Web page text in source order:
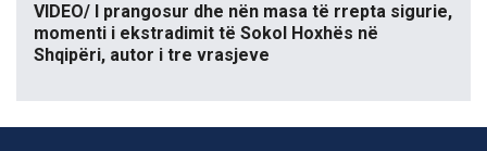
VIDEO/ I prangosur dhe nën masa të rrepta sigurie,
momenti i ekstradimit të Sokol Hoxhës në
Shqipëri, autor i tre vrasjeve